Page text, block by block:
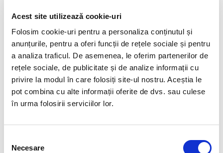
Acest site utilizează cookie-uri
Folosim cookie-uri pentru a personaliza conținutul și
anunțurile, pentru a oferi funcții de rețele sociale și pentru
a analiza traficul. De asemenea, le oferim partenerilor de
rețele sociale, de publicitate și de analize informații cu
privire la modul în care folosiți site-ul nostru. Aceștia le
pot combina cu alte informații oferite de dvs. sau culese
în urma folosirii serviciilor lor.
consimțământului
Necesare
pentru Valori în Educație (2023)
• Evaluarea și analiza politicilor educaționale;
• Propunerea de soluții pentru îmbunătățirea
sistemului educațional.